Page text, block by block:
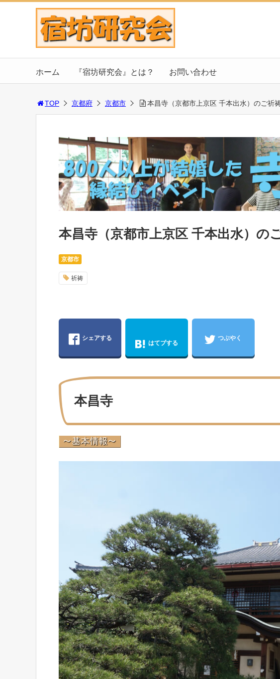
ホーム 『宿坊研究会』とは？ お問い合わせ
TOP 京都府 京都市 本昌寺（京都市上京区 千本出水）のご祈
本昌寺（京都市上京区 千本出水）の
京都市
祈祷
シェアする
はてブする
つぶやく
本昌寺